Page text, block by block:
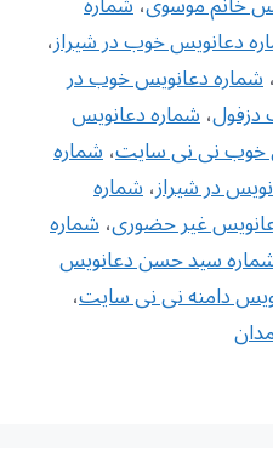
دعانویس خوب در شیراز،
،شماره دعانویس خوب در
،شماره دعانویس
خوب نی نی سایت،شماره
در شیراز،شماره
غیر حضوری،‌شماره
سید حسن دعانویس
دامنه نی نی سایت،